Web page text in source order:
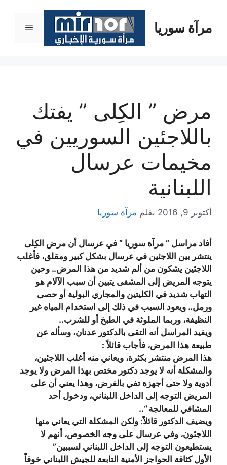
المحتوىمرآة سوريا القائمة
مرض ” الكِلى ” يفتك
باللاجئين السوريين في
مخيمات عرسال
اللبنانية
أكتوبر 9, 2016 بقلم مرآة سوريا
أفاد مراسل ” مرآة سوريا ” في عرسال أن مرض الكِلى
ينتشر بين اللاجئين في عرسال بشكل كبير ومقلق، فأغلب
اللاجئين يشكون من ألم شديد من هذا المرض.. وحين
يتوجه المريض إلى المشفى يتبين أن سبب الآلام هو
التهاب شديد في الكليتين والمجاري البولية أو حصى
ورمل.. ويعود السبب في ذلك إلى استخدام المياه غير
النظيفة، وربما الملوثة في الطبخ أو للشرب..
ويفيد المراسل أنه التقى بالدكتور عدنان، وسأله عن
طبيعة هذا المرض، فأجاب قائلاً :
هذا المرض منتشر بكثرة، ويعاني منه أغلب اللاجئين،
والمشكلة أنه لا يوجد دكتور مختص بهذا المرض ولا يوجد
أدوية ولا حتى أجهزة تفي بالغرض، وهذا يعني أن على
المريض التوجه إلى الداخل اللبناني، ودخول أحد
المشافي للمعالجة “..
ويضيف الدكتور قائلاً: ولكن المشكلة التي يعاني منها
اللاجئون، وفي عرسال على وجه الخصوص، أنهم لا
يستطيعون التوجه إلى الداخل اللبناني لسببين”
الأول كثافة الحواجز الأمنية التابعة للجيش اللبناني خوفاً